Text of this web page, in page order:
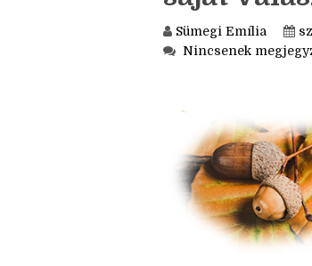
Körforgás
saját
Nincsenek